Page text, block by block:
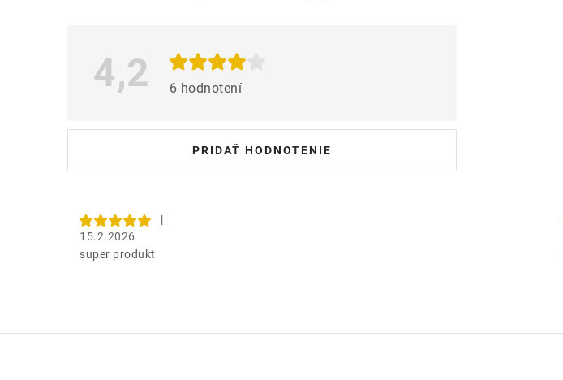
4,2 6 hodnotení
PRIDAŤ HODNOTENIE
d
í
|
15.2.2026
super produkt